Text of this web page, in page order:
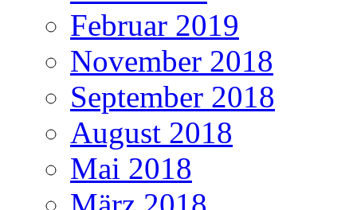
Februar 2019
November 2018
September 2018
August 2018
Mai 2018